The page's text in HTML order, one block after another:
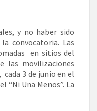
y no haber sido
convocatoria. Las
en sitios del
las movilizaciones
cada 3 de junio en el
“Ni Una Menos”. La